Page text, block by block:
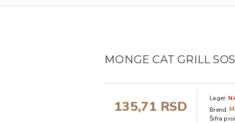
MONGE CAT GRILL
135,71 RSD Lager:
Brend:
Šifra